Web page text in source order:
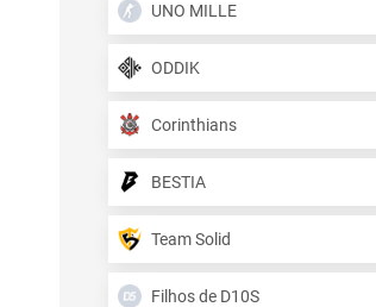
UNO MILLE
ODDIK
Corinthians
BESTIA
Team Solid
Filhos de D10S